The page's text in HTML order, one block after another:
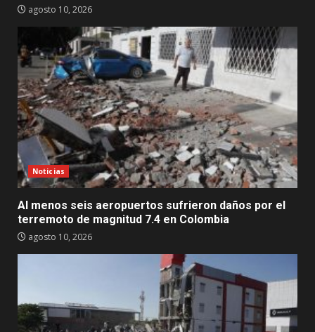
agosto 10, 2026
Noticias
Al menos seis aeropuertos sufrieron daños por el
terremoto de magnitud 7.4 en Colombia
agosto 10, 2026